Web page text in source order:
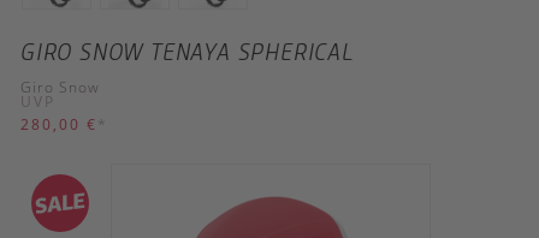
GIRO SNOW TENAYA SPHERICAL
Giro Snow
UVP
280,00 € *